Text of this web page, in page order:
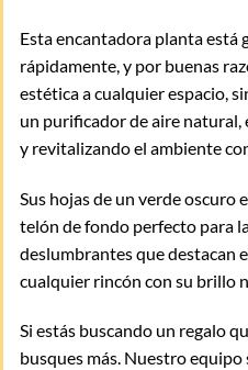
Esta encantadora planta está
rápidamente, y por buenas
estética a cualquier espacio,
un purificador de aire
y revitalizando el ambiente
Sus hojas de un verde
telón de fondo perfecto para
deslumbrantes que destacan
cualquier rincón con su brillo
Si estás buscando un regalo
busques más. Nuestro